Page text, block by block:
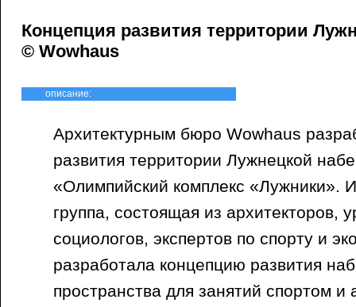
Концепция развития территории
© Wowhaus
описание:
Архитектурным бюро Wowhaus
развития территории Лужнецкой
«Олимпийский комплекс «Лужники».
группа, состоящая из архитекторов,
социологов, экспертов по спорту и
разработала концепцию развития
пространства для занятий спортом